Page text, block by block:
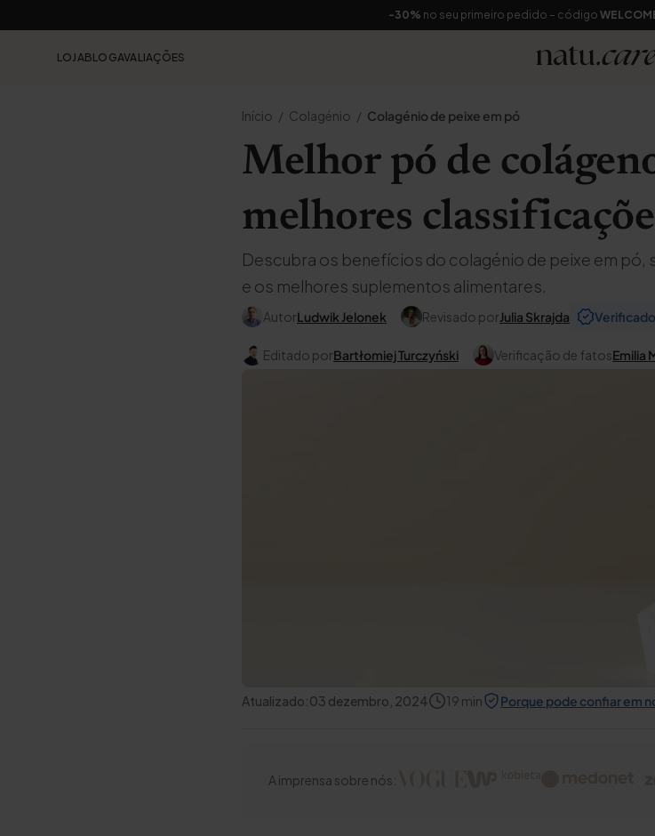
-30% no seu primeiro pedido – código
LOJABLOGAVALIAÇÕES
Início Colagénio Colagénio de peixe em pó
Melhor pó de
melhores
Descubra os benefícios do colagénio de peixe em pó,
e os melhores suplementos alimentares.
AutorLudwik Jelonek Revisado porJulia Skrajda
Editado porBartłomiej Turczyński Verificação de fatosEmilia
Atualizado:03 dezembro, 2024 19 min Porque pode confiar em
A imprensa sobre nós: